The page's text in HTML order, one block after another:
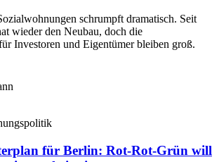
schrumpft dramatisch. Seit
wieder den Neubau, doch die
Investoren und Eigentümer bleiben groß.
für Berlin: Rot-Rot-Grün will